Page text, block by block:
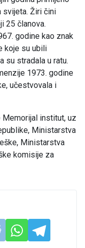
svijeta. Žiri čini
25 članova.
godine kao znak
koje su ubili
su stradala u ratu.
1973. godine
učestvovala i
Memorijal institut, uz
Ministarstva
Ministarstva
komisije za